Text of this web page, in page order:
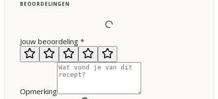
BEOORDELINGEN
Jouw beoordeling *
Opmerking